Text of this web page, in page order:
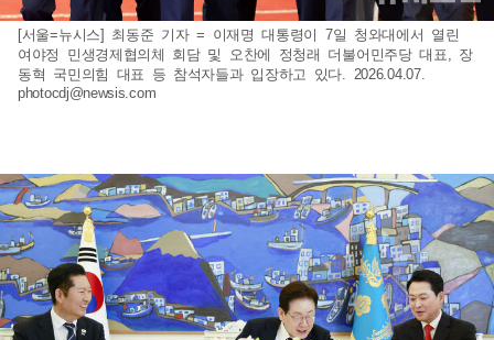
[서울=뉴시스] 최동준 기자 = 이재명 대통령이 7일 청와대에서 열린
여야정 민생경제협의체 회담 및 오찬에 정청래 더불어민주당 대표, 장
동혁 국민의힘 대표 등 참석자들과 입장하고 있다. 2026.04.07.
photocdj@newsis.com